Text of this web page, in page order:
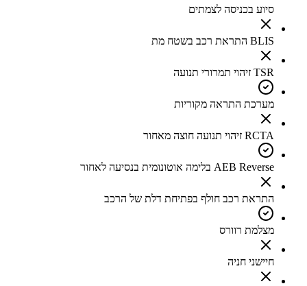
סיוע בכניסה לצמתים
BLIS התראת רכב בשטח מת
TSR זיהוי תמרורי תנועה
מערכת התראה מקוריות
RCTA זיהוי תנועה חוצה מאחור
AEB Reverse בלימה אוטונומית בנסיעה לאחור
התראת רכב חולף בפתיחת דלת של הרכב
מצלמת רוורס
חיישני חניה